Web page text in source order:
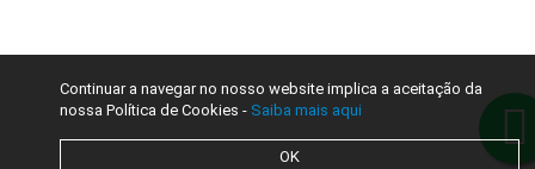
Continuar a navegar no nosso website implica a aceitação da
nossa Política de Cookies - Saiba mais aqui
OK